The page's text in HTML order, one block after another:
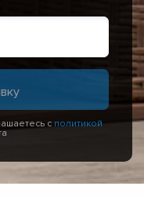
с политикой